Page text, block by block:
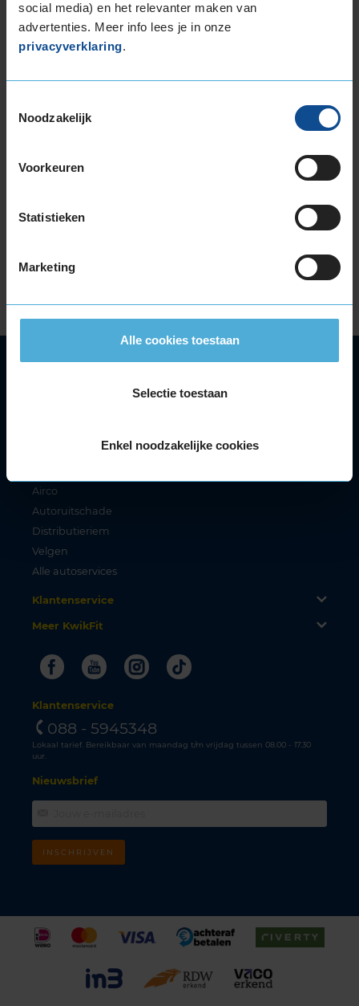
social media) en het relevanter maken van
advertenties. Meer info lees je in onze
privacyverklaring.
Noodzakelijk
Voorkeuren
Statistieken
Marketing
Alle cookies toestaan
Selectie toestaan
Enkel noodzakelijke cookies
Kan ik met elk fietsmerk terecht?
Locaties
In welke steden zit KwikFit E-Bike Service?
Openingstijden
service?
Vervangend Vervoer
Hebben jullie vervangend vervoer?
Airco
Autoruitschade
Distributieriem
Velgen
Alle autoservices
Klantenservice
Meer KwikFit
FacebookYoutubeInstagram
Tiktok
Klantenservice
088 - 5945348
Lokaal tarief. Bereikbaar van maandag t/m vrijdag tussen 08.00 - 17.30
uur.
Nieuwsbrief
INSCHRIJVEN